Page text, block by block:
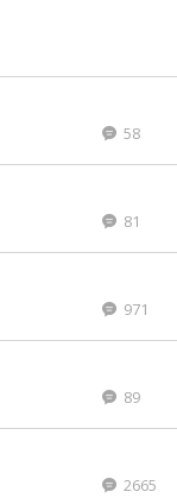
58
81
971
89
2665